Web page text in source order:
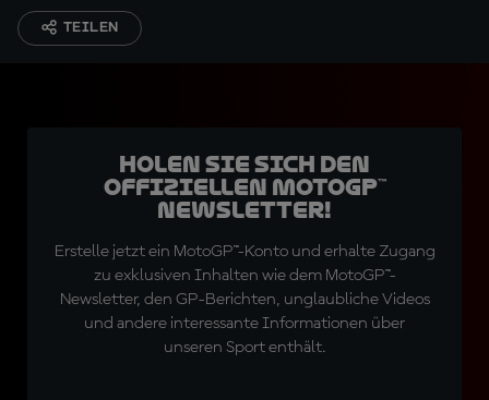
TEILEN
Holen Sie sich den
offiziellen MotoGP™
Newsletter!
Erstelle jetzt ein MotoGP™-Konto und erhalte Zugang
zu exklusiven Inhalten wie dem MotoGP™-
Newsletter, den GP-Berichten, unglaubliche Videos
und andere interessante Informationen über
unseren Sport enthält.